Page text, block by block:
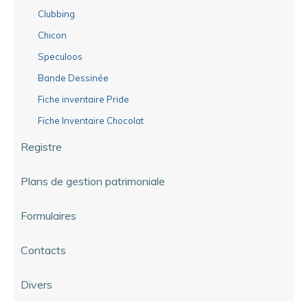
Clubbing
Chicon
Speculoos
Bande Dessinée
Fiche inventaire Pride
Fiche Inventaire Chocolat
Registre
Plans de gestion patrimoniale
Formulaires
Contacts
Divers